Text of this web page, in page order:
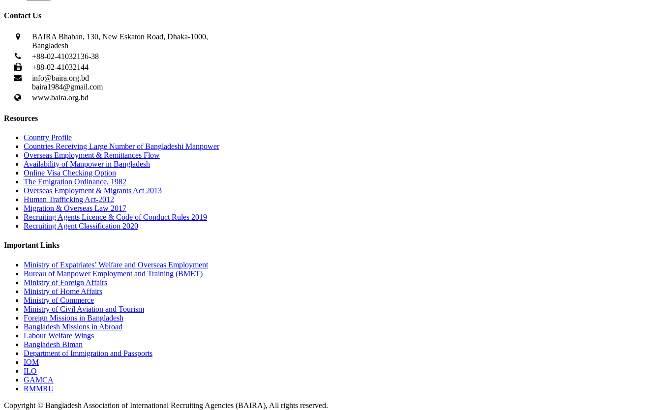
Contact Us
BAIRA Bhaban, 130, New Eskaton Road, Dhaka-1000,
Bangladesh
+88-02-41032136-38
+88-02-41032144
info@baira.org.bd
baira1984@gmail.com
www.baira.org.bd
Resources
Country Profile
Countries Receiving Large Number of Bangladeshi Manpower
Overseas Employment & Remittances Flow
Availability of Manpower in Bangladesh
Online Visa Checking Option
The Emigration Ordinance, 1982
Overseas Employment & Migrants Act 2013
Human Trafficking Act-2012
Migration & Overseas Law 2017
Recruiting Agents Licence & Code of Conduct Rules 2019
Recruiting Agent Classification 2020
Important Links
Ministry of Expatriates’ Welfare and Overseas Employment
Bureau of Manpower Employment and Training (BMET)
Ministry of Foreign Affairs
Ministry of Home Affairs
Ministry of Commerce
Ministry of Civil Aviation and Tourism
Foreign Missions in Bangladesh
Bangladesh Missions in Abroad
Labour Welfare Wings
Bangladesh Biman
Department of Immigration and Passports
IOM
ILO
GAMCA
RMMRU
Copyright © Bangladesh Association of International Recruiting Agencies (BAIRA), All rights reserved.